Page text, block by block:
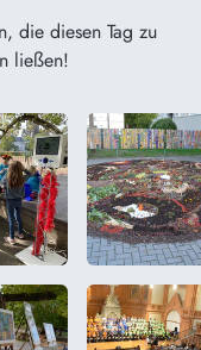
die diesen Tag zu
ließen!